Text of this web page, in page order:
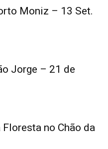
Moniz – 13 Set.
Jorge – 21 de
no Chão da